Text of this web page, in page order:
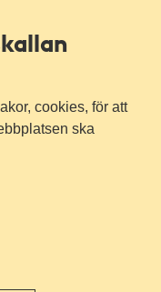
cookies, för att
ska